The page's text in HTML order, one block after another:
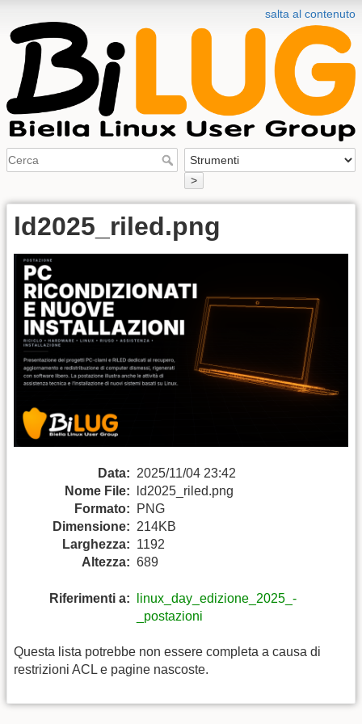
salta al contenuto
>
ld2025_riled.png
Data: 2025/11/04 23:42
Nome File:
ld2025_riled.png
Formato:
PNG
Dimensione: 214KB
Larghezza: 1192
Altezza: 689
Riferimenti a:
linux_day_edizione_2025_-
_postazioni
Questa lista potrebbe non essere completa a causa di
restrizioni ACL e pagine nascoste.